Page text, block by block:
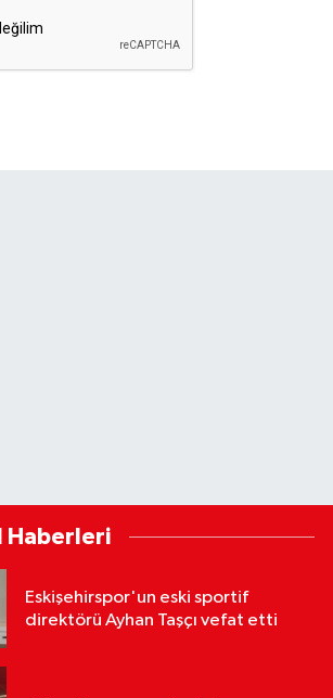
Haberleri
Eskişehirspor'un eski sportif
direktörü Ayhan Taşçı vefat etti